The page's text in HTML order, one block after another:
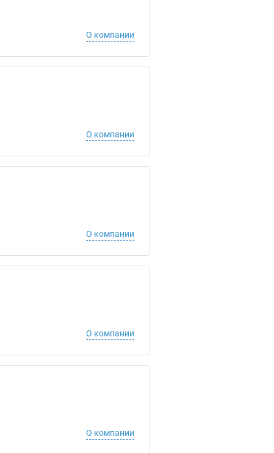
О компании
О компании
О компании
О компании
О компании